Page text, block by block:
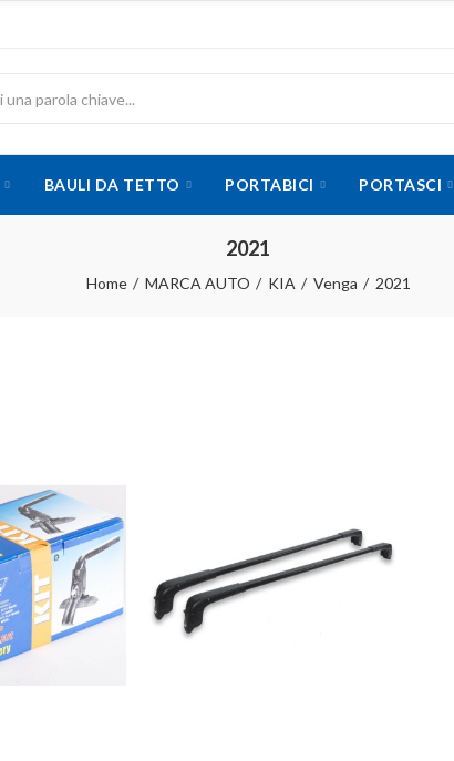
BAULI DA TETTO PORTABICI PORTASCI
2021
Home MARCA AUTO KIA Venga 2021